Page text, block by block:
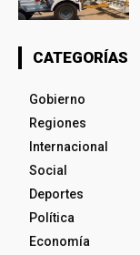
CATEGORÍAS
Gobierno
Regiones
Internacional
Social
Deportes
Política
Economía